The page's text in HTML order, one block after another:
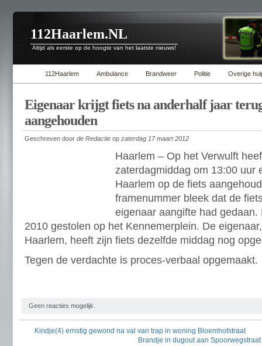
112Haarlem.NL
Altijd als eerste op de hoogte van het laatste nieuws!
112Haarlem Ambulance Brandweer Politie Overige
Eigenaar krijgt fiets na anderhalf jaar
aangehouden
Geschreven door de Redactie op zaterdag 17 maart 2012
Haarlem – Op het Verwulft
zaterdagmiddag om 13:00 uur
Haarlem op de fiets
framenummer bleek dat de
eigenaar aangifte had
2010 gestolen op het Kennemerplein. De
Haarlem, heeft zijn fiets dezelfde middag nog
Tegen de verdachte is proces-verbaal opgemaakt.
Geen reacties mogelijk.
Kindje(4) ernstig gewond na val van trap in woning Bloemhofstraat
Brandje in dugout aan